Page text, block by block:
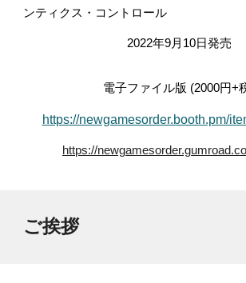
ンティクス・コントロール
2022年9月10日発売
電子ファイル版 (2000円+
https://newgamesorder.booth.pm/
https://
ご挨拶